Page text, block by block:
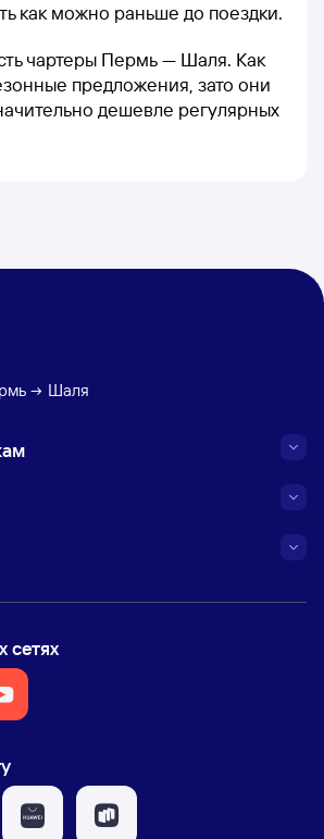
как можно раньше до поездки.
чартеры Пермь — Шаля. Как
предложения, зато они
дешевле регулярных
Шаля
сетях